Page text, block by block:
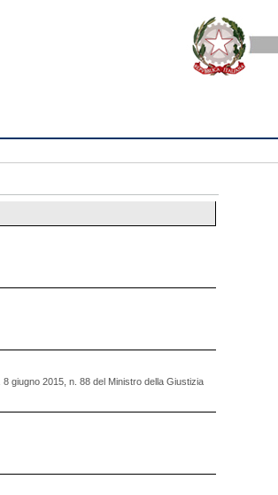
giugno 2015, n. 88 del Ministro della Giustizia